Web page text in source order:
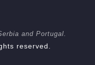
and Portugal.
reserved.